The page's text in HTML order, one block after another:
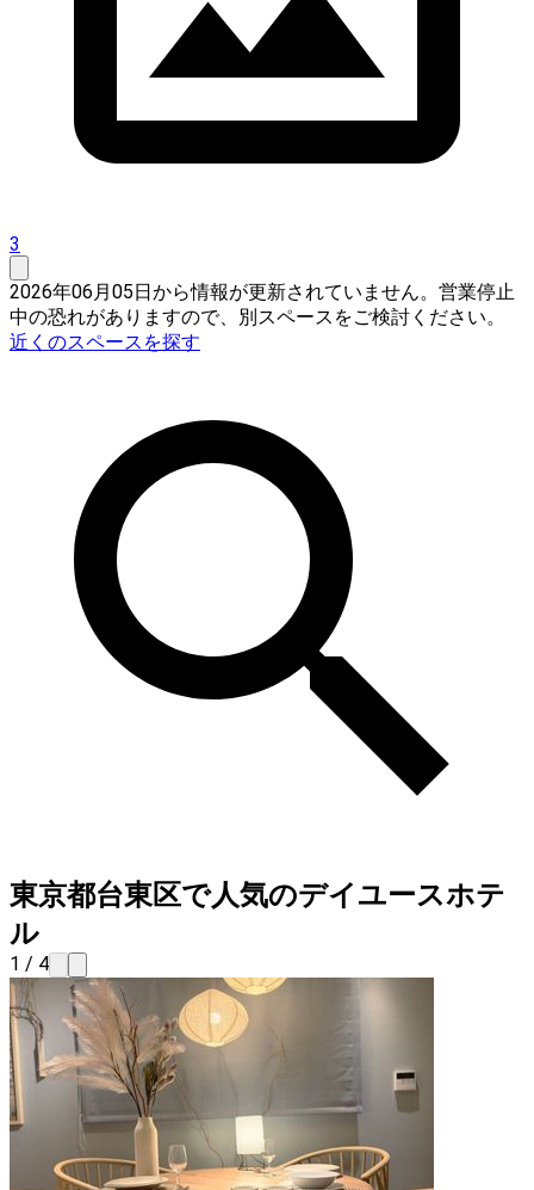
3
2026年06月05日から情報が更新されていません。営業停止
中の恐れがありますので、別スペースをご検討ください。
近くのスペースを探す
東京都台東区で人気のデイユースホテ
ル
1 / 4